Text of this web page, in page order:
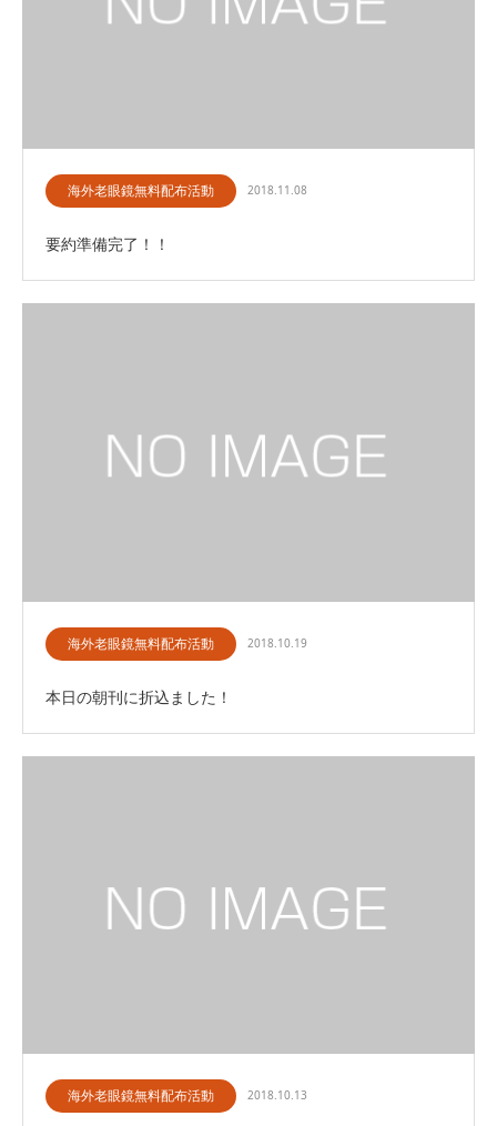
海外老眼鏡無料配布活動 2018.11.08
要約準備完了！！
海外老眼鏡無料配布活動 2018.10.19
本日の朝刊に折込ました！
海外老眼鏡無料配布活動 2018.10.13